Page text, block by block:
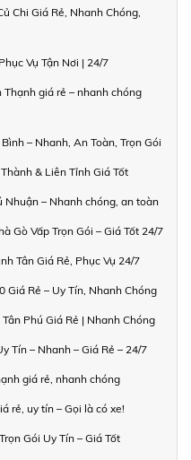
Chi Giá Rẻ, Nhanh Chóng,
Vụ Tận Nơi | 24/7
giá rẻ – nhanh chóng
– Nhanh, An Toàn, Trọn Gói
& Liên Tỉnh Giá Tốt
Nhuận – Nhanh chóng, an toàn
Gò Vấp Trọn Gói – Giá Tốt 24/7
Tân Giá Rẻ, Phục Vụ 24/7
Giá Rẻ – Uy Tín, Nhanh Chóng
Phú Giá Rẻ | Nhanh Chóng
Tín – Nhanh – Giá Rẻ – 24/7
giá rẻ, nhanh chóng
rẻ, uy tín – Gọi là có xe!
Gói Uy Tín – Giá Tốt